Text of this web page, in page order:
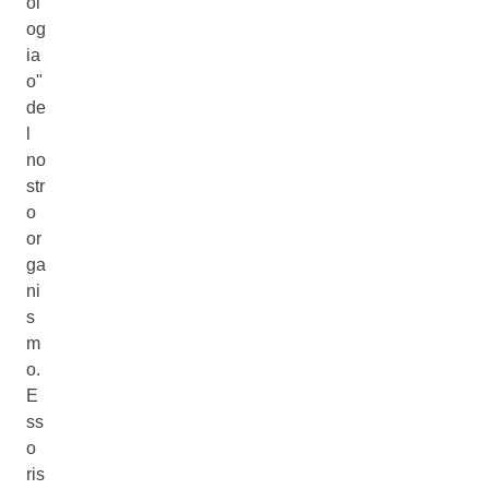
og
ia
o"
de
no
str
o
or
ga
ni
s
m
o.
E
ss
o
ris